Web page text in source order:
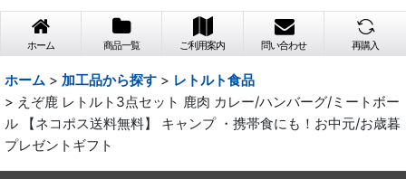
ホーム 商品一覧 ご利用案内 問い合わせ 再購入
ホーム > 加工品から探す > レトルト食品
> えぞ鹿 レトルト3点セット 鹿肉 カレー/ハンバーグ/ミートボー
ル 【ネコポス送料無料】 キャンプ ・携帯食にも！お中元/お歳暮
プレゼントギフト